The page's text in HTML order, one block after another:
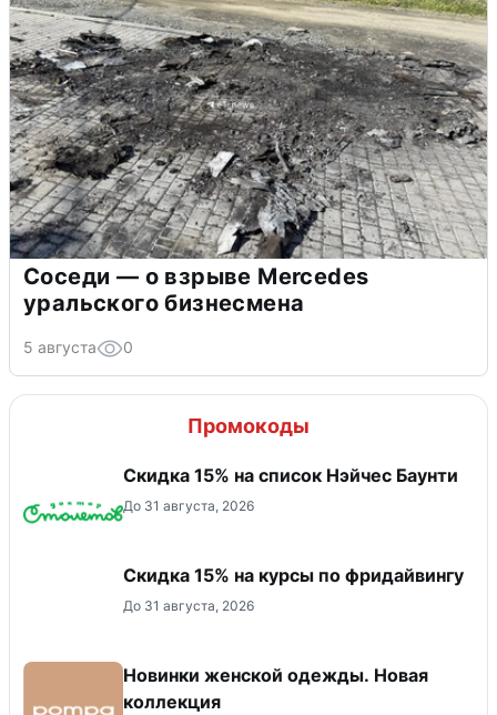
Соседи — о взрыве Mercedes
уральского бизнесмена
5 августа 0
Промокоды
Скидка 15% на список Нэйчес Баунти
До 31 августа, 2026
Скидка 15% на курсы по фридайвингу
До 31 августа, 2026
Новинки женской одежды. Новая
коллекция